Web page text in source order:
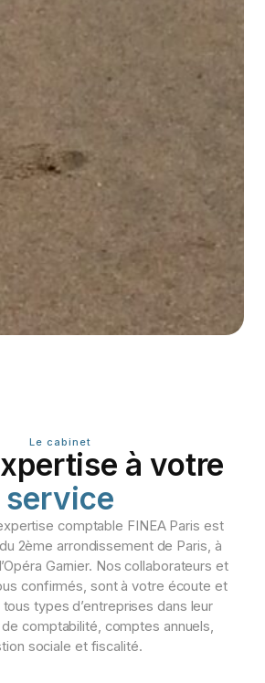
Le cabinet
à votre
service
comptable FINEA Paris est
2ème arrondissement de Paris, à
Garnier. Nos collaborateurs et
confirmés, sont à votre écoute et
types d’entreprises dans leur
comptabilité, comptes annuels,
sociale et fiscalité.